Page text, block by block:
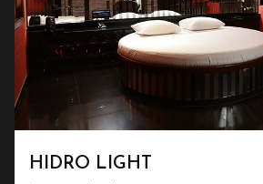
HIDRO LIGHT